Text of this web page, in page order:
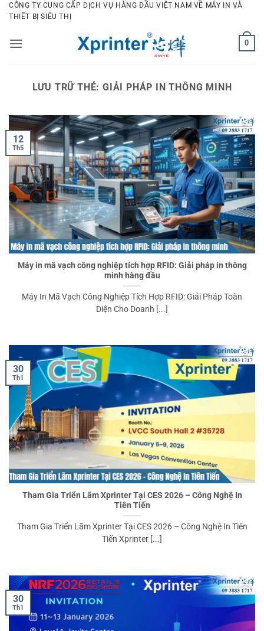
Bỏ
qua
dung
CÔNG TY CUNG CẤP DỊCH VỤ HÀNG ĐẦU VIỆT NAM VỀ MÁY IN VÀ
THIẾT BỊ SIÊU THỊ
0
LƯU TRỮ THẺ: GIẢI PHÁP IN THÔNG MINH
Máy in mã vạch công nghiệp tích hợp RFID: Giải pháp in thông
minh hàng đầu
Máy In Mã Vạch Công Nghiệp Tích Hợp RFID: Giải Pháp Toàn
Diện Cho Doanh [...]
12
Th5
Tham Gia Triển Lãm Xprinter Tại CES 2026 – Công Nghệ In
Tiên Tiến
Tham Gia Triển Lãm Xprinter Tại CES 2026 – Công Nghệ In Tiên
Tiến Xprinter [...]
30
Th1
30
Th1